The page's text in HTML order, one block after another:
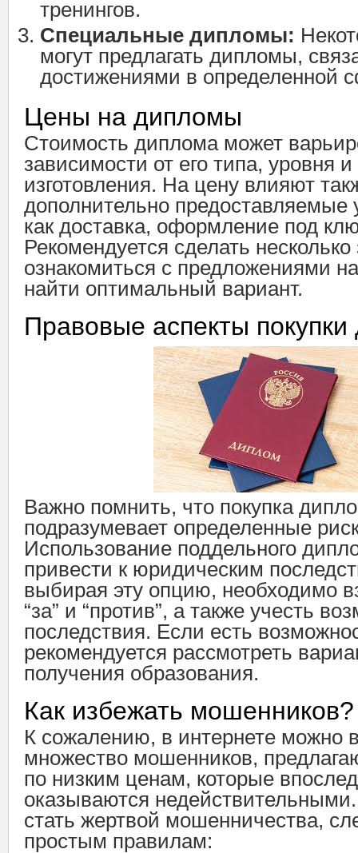
тренингов.
Специальные дипломы:
могут предлагать дипломы,
достижениями в определенной
Цены на дипломы
Стоимость диплома может
зависимости от его типа, уровня
изготовления. На цену влияют
дополнительно предоставляемые
как доставка, оформление под
Рекомендуется сделать
ознакомиться с предложениями
найти оптимальный вариант.
Правовые аспекты
Важно помнить, что покупка
подразумевает определенные
Использование поддельного
привести к юридическим
выбирая эту опцию, необходимо
“за” и “против”, а также учесть
последствия. Если есть
рекомендуется рассмотреть
получения образования.
Как избежать мошенников?
К сожалению, в интернете можно
множество мошенников,
по низким ценам, которые
оказываются
стать жертвой мошенничества,
простым правилам: